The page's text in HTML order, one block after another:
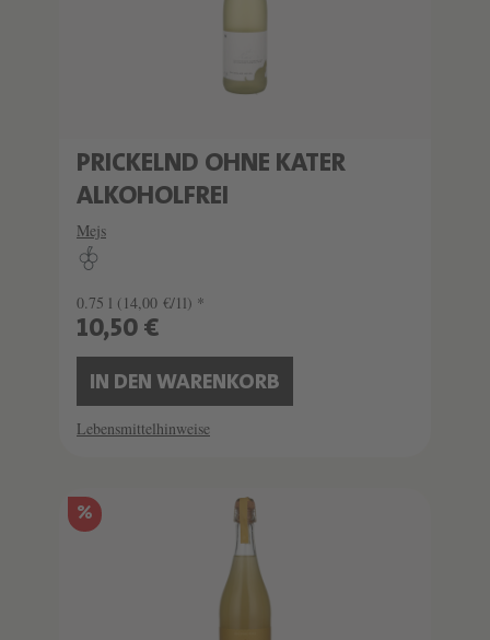
PRICKELND OHNE KATER
ALKOHOLFREI
Mejs
0.75 l (14,00 €/1l) *
10,50 €
IN DEN WARENKORB
Lebensmittelhinweise
%